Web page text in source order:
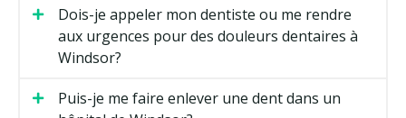
Dois-je appeler mon dentiste ou me rendre
aux urgences pour des douleurs dentaires à
Windsor?
Puis-je me faire enlever une dent dans un